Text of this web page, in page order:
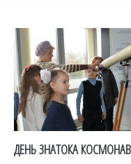
ДЕНЬ ЗНАТОКА